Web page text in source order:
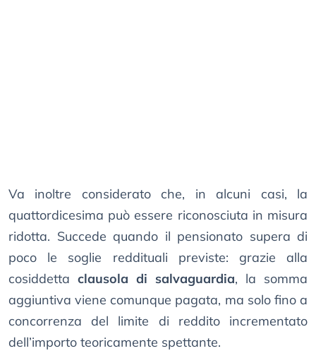
Va inoltre considerato che, in alcuni casi, la
quattordicesima può essere riconosciuta in misura
ridotta. Succede quando il pensionato supera di
poco le soglie reddituali previste: grazie alla
cosiddetta clausola di salvaguardia, la somma
aggiuntiva viene comunque pagata, ma solo fino a
concorrenza del limite di reddito incrementato
dell’importo teoricamente spettante.